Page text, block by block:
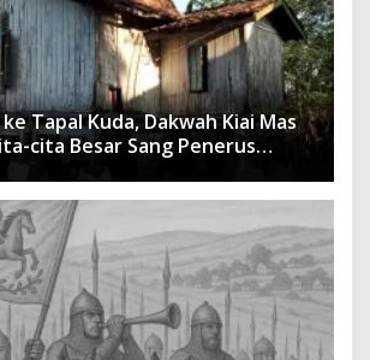
Tapal Kuda, Dakwah Kiai Mas
cita Besar Sang Penerus